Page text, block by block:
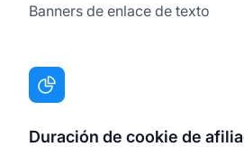
Banners de enlace de texto
Duración de cookie de